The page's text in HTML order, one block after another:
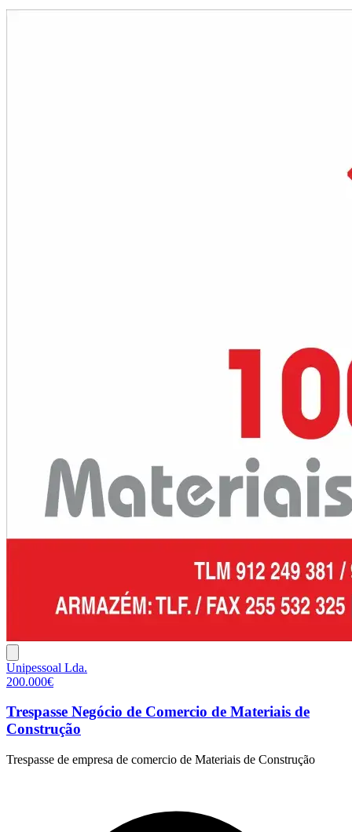
Unipessoal Lda.
200.000€
Trespasse Negócio de Comercio de Materiais de
Construção
Trespasse de empresa de comercio de Materiais de Construção